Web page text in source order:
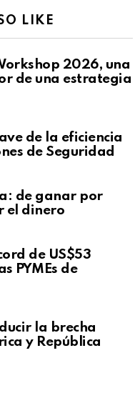
LIKE
2026, una
de una estrategia
de la eficiencia
de Seguridad
de ganar por
el dinero
postde US$53
PYMEs de
la brecha
y República